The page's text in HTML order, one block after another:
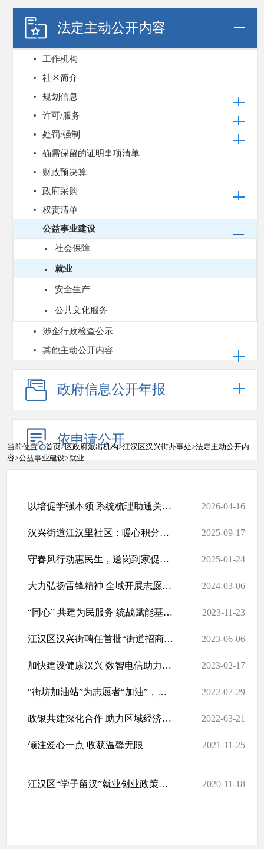
法定主动公开内容
工作机构
社区简介
规划信息
许可/服务
处罚/强制
确需保留的证明事项清单
财政预决算
政府采购
权责清单
公益事业建设
社会保障
就业
安全生产
公共文化服务
涉企行政检查公示
其他主动公开内容
政府信息公开年报
依申请公开
当前位置：首页>区政府派出机构>江汉区汉兴街办事处>法定主动公开内
容>公益事业建设>就业
以培促学强本领 系统梳理助通关——江汉区汉兴街道2026年社工考试《... 2026-04-16
汉兴街道江汉里社区：暖心积分兑换 回馈志愿奉献 2025-09-17
守春风行动惠民生，送岗到家促就业 2025-01-24
大力弘扬雷锋精神 全域开展志愿服务 2024-03-06
“同心” 共建为民服务 统战赋能基层治理 2023-11-23
江汉区汉兴街聘任首批“街道招商大使” 2023-06-06
加快建设健康汉兴 数智电信助力“居家医疗”最后一公里 2023-02-17
“街坊加油站”为志愿者“加油”，志愿服务积分可兑商品和服务 2022-07-29
政银共建深化合作 助力区域经济发展 ——汉兴街道与中国银行江汉支... 2022-03-21
倾注爱心一点 收获温馨无限 2021-11-25
江汉区“学子留汉”就业创业政策汇编及服务指南 2020-11-18